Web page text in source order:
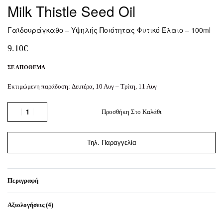
Milk Thistle Seed Oil
Γαϊδουράγκαθο – Υψηλής Ποιότητας Φυτικό Έλαιο – 100ml
9.10€
ΣΕ ΑΠΌΘΕΜΑ
Εκτιμώμενη παράδοση: Δευτέρα, 10 Αυγ – Τρίτη, 11 Αυγ
Προσθήκη Στο Καλάθι
Τηλ. Παραγγελία
Περιγραφή
Αξιολογήσεις (4)